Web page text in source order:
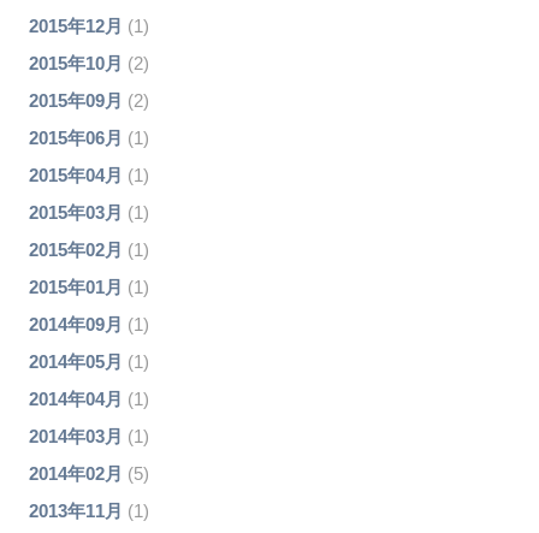
2015年12月 (1)
2015年10月 (2)
2015年09月 (2)
2015年06月 (1)
2015年04月 (1)
2015年03月 (1)
2015年02月 (1)
2015年01月 (1)
2014年09月 (1)
2014年05月 (1)
2014年04月 (1)
2014年03月 (1)
2014年02月 (5)
2013年11月 (1)